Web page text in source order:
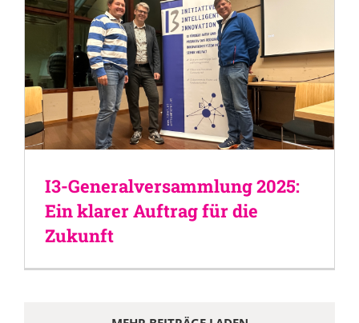
I3-Generalversammlung 2025:
Ein klarer Auftrag für die
Zukunft